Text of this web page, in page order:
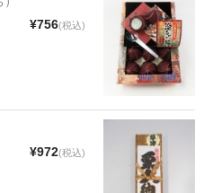
¥756(税込)
¥972(税込)